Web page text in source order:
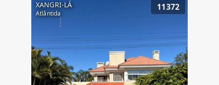
XANGRI-LÁ
Atlântida
11372